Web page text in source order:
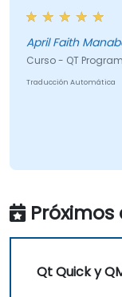
April Faith
Curso - QT
Traducción Automática
Próximos
Qt Quick y